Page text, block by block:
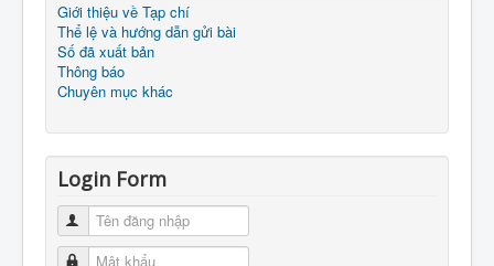
Giới thiệu về Tạp chí
Thể lệ và hướng dẫn gửi bài
Số đã xuất bản
Thông báo
Chuyên mục khác
Login Form
Tên đăng nhập
Mật khẩu